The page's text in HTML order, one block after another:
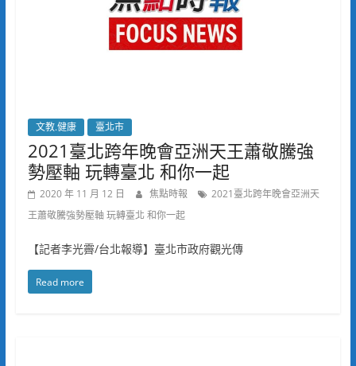
文教.健康 臺北市
2021臺北跨年晚會亞洲天王蕭敬騰強
勢壓軸 玩轉臺北 和你一起
2020 年 11 月 12 日 焦點時報
2021臺北跨年晚會亞洲天
王蕭敬騰強勢壓軸 玩轉臺北 和你一起
【記者李光霽/台北報導】臺北市政府觀光傳
Read more